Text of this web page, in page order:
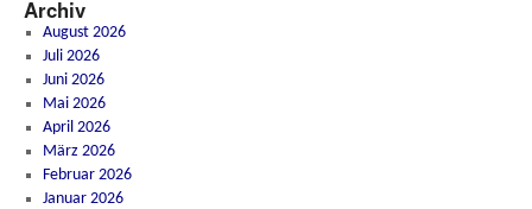
Archiv
August 2026
Juli 2026
Juni 2026
Mai 2026
April 2026
März 2026
Februar 2026
Januar 2026